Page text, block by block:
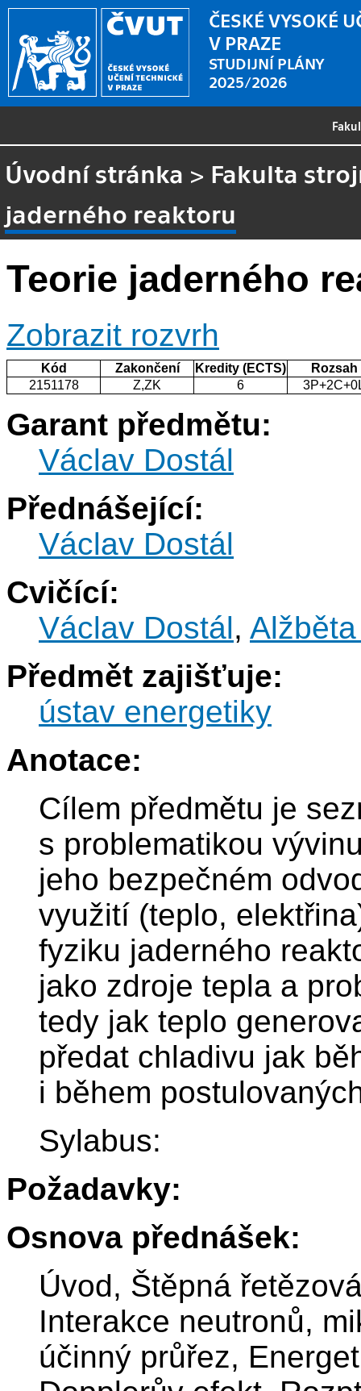
ČESKÉ VYSOKÉ
V PRAZE
STUDIJNÍ PLÁNY
2025/2026
Úvodní stránka > Fakulta
jaderného reaktoru
Teorie jaderného
Zobrazit rozvrh
Kód Zakončení Kredity (ECTS)
Rozsah
2151178
Z,ZK 6
Garant předmětu:
Václav Dostál
Přednášející:
Václav Dostál
Cvičící:
Václav Dostál,
Předmět zajišťuje:
ústav energetiky
Anotace:
Cílem předmětu je
s problematikou
jeho bezpečném
využití (teplo,
fyziku jaderného
jako zdroje tepla a
tedy jak teplo
předat chladivu jak
i během
Sylabus:
Požadavky:
Osnova přednášek:
Úvod, Štěpná
Interakce neutronů,
účinný průřez,